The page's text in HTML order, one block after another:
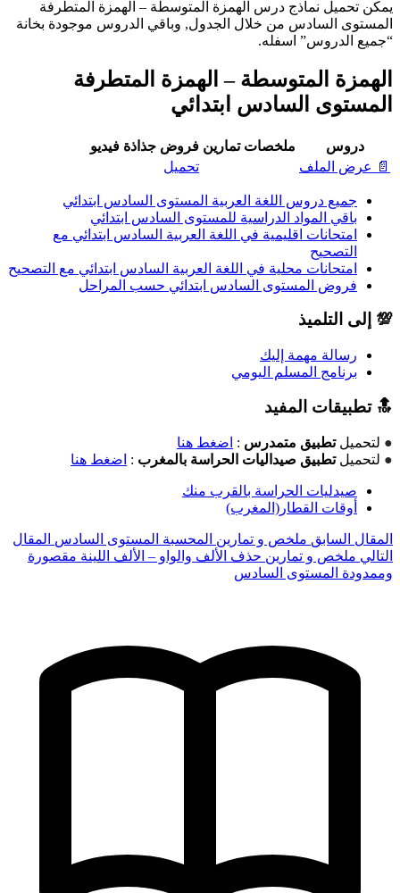
يمكن تحميل نماذج درس الهمزة المتوسطة – الهمزة المتطرفة
المستوى السادس من خلال الجدول, وباقي الدروس موجودة بخانة
“جميع الدروس” اسفله.
الهمزة المتوسطة – الهمزة المتطرفة
المستوى السادس ابتدائي
دروس ملخصات تمارين فروض جذاذة فيديو
📄 عرض الملف
تحميل
جميع دروس اللغة العربية المستوى السادس ابتدائي
باقي المواد الدراسية للمستوى السادس ابتدائي
امتحانات اقليمية في اللغة العربية السادس ابتدائي مع
التصحيح
امتحانات محلية في اللغة العربية السادس ابتدائي مع التصحيح
فروض المستوى السادس ابتدائي حسب المراحل
💯 إلى التلميذ
رسالة مهمة إليك
برنامج المسلم اليومي
🔝 تطبيقات المفيد
● لتحميلتطبيق متمدرس : اضغط هنا
● لتحميلتطبيق صيداليات الحراسة بالمغرب : اضغط هنا
صيدليات الحراسة بالقرب منك
أوقات القطار(المغرب)
المقال السابق ملخص و تمارين المحسبة المستوى السادس المقال
التالي ملخص و تمارين حذف الألف والواو – الألف اللينة مقصورة
وممدودة المستوى السادس